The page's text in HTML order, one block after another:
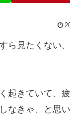
ら見たくない
起きていて、
なきゃ、と思